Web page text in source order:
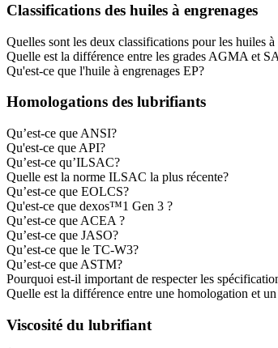
Classifications des huiles à engrenages
Quelles sont les deux classifications pour les huiles à
Quelle est la différence entre les grades AGMA et
Qu'est-ce que l'huile à engrenages EP?
Homologations des lubrifiants
Qu’est-ce que ANSI?
Qu'est-ce que API?
Qu’est-ce qu’ILSAC?
Quelle est la norme ILSAC la plus récente?
Qu’est-ce que EOLCS?
Qu'est-ce que dexos™1 Gen 3 ?
Qu’est-ce que ACEA ?
Qu’est-ce que JASO?
Qu’est-ce que le TC-W3?
Qu’est-ce que ASTM?
Pourquoi est-il important de respecter les
Quelle est la différence entre une homologation et
Viscosité du lubrifiant